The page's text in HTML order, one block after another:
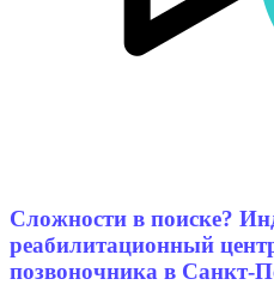
Сложности в поиске?
реабилитационный
позвоночника в Санкт-